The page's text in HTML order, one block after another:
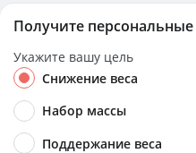
Получите
Укажите вашу цель
Снижение веса
Набор массы
Поддержание веса